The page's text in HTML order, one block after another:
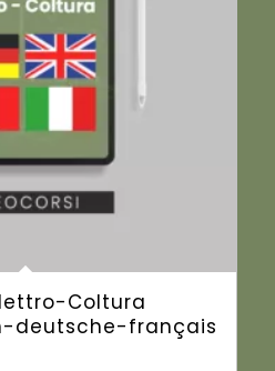
Coltura
deutsche-français